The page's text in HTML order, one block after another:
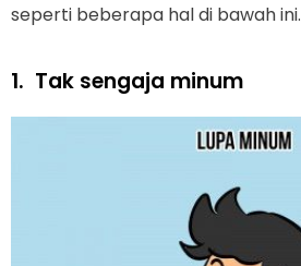
seperti beberapa hal di bawah ini.
1. Tak sengaja minum